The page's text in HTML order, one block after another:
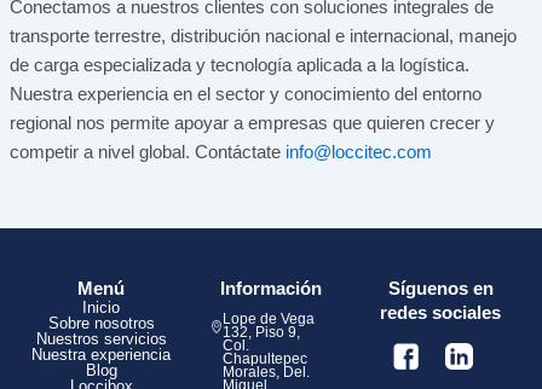
Conectamos a nuestros clientes con soluciones integrales de
transporte terrestre, distribución nacional e internacional, manejo
de carga especializada y tecnología aplicada a la logística.
Nuestra experiencia en el sector y conocimiento del entorno
regional nos permite apoyar a empresas que quieren crecer y
competir a nivel global. Contáctate info@loccitec.com
Menú
Inicio
Sobre nosotros
Nuestros servicios
Nuestra experiencia
Blog
Información
Lope de Vega
132, Piso 9,
Col.
Chapultepec
Morales, Del.
Miguel
Síguenos en
redes sociales